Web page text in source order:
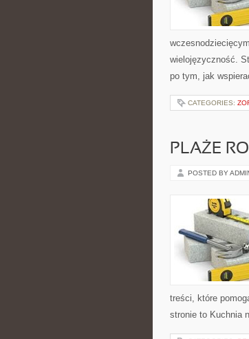
wielojęzyczność.
po tym, jak
CATEGORIES:
PLAŻE
POSTED BY
treści, które
stronie to Kuchnia